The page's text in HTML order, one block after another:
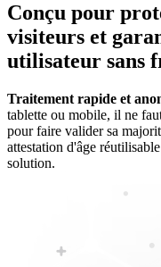
Conçu pour
visiteurs et
utilisateur sans
Traitement rapide et
tablette ou mobile, il ne
pour faire valider sa
attestation d'âge
solution.